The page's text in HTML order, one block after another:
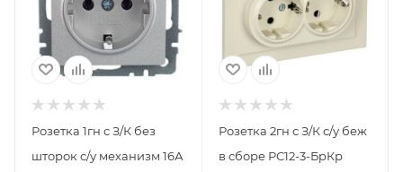
Розетка 1гн с З/К без
шторок с/у механизм 16А
Розетка 2гн с З/К с/у беж
в сборе РС12-3-БрКр